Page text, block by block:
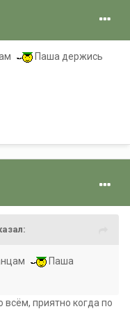
Паша держись
Паша
приятно когда по